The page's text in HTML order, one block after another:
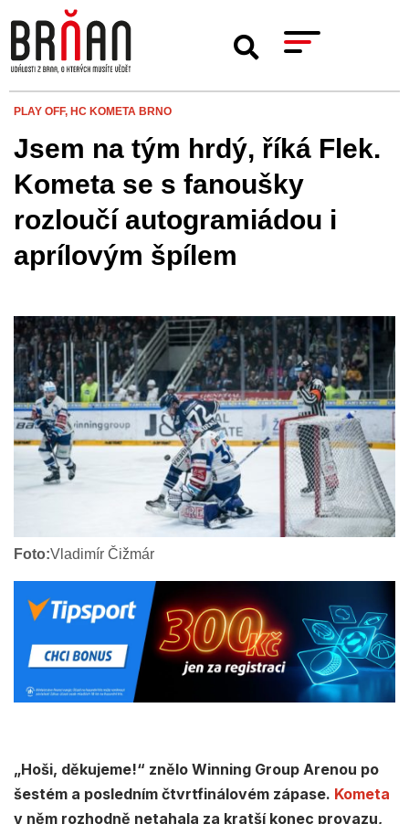
PLAY OFF, HC KOMETA BRNO
Jsem na tým hrdý, říká Flek.
Kometa se s fanoušky
rozloučí autogramiádou i
aprílovým špílem
Foto:Vladimír Čižmár
„Hoši, děkujeme!“ znělo Winning Group Arenou po
šestém a posledním čtvrtfinálovém zápase. Kometa
v něm rozhodně netahala za kratší konec provazu,